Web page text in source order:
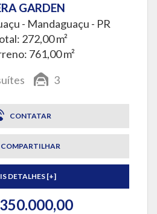
GARDEN
- Mandaguaçu - PR
272,00 m²
761,00 m²
3
CONTATAR
COMPARTILHAR
DETALHES [+]